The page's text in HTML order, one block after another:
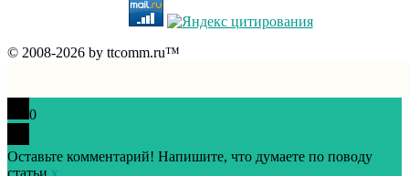
© 2008-2026 by ttcomm.ru™
0
Оставьте комментарий! Напишите, что думаете по поводу
статьи.x